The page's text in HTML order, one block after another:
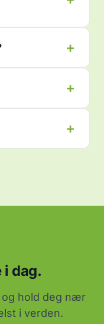
i dag.
og hold deg nær
i verden.